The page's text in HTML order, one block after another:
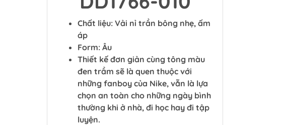
Chất liệu: Vải nỉ trần bông nhẹ, ấm
áp
Form: Âu
Thiết kế đơn giản cùng tông màu
đen trầm sẽ là quen thuộc với
những fanboy của Nike, vẫn là lựa
chọn an toàn cho những ngày bình
thường khi ở nhà, đi học hay đi tập
luyện.